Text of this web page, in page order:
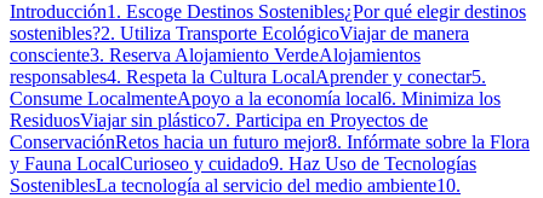
Introducción1. Escoge Destinos Sostenibles¿Por qué elegir destinos
sostenibles?2. Utiliza Transporte EcológicoViajar de manera
consciente3. Reserva Alojamiento VerdeAlojamientos
responsables4. Respeta la Cultura LocalAprender y conectar5.
Consume LocalmenteApoyo a la economía local6. Minimiza los
ResiduosViajar sin plástico7. Participa en Proyectos de
ConservaciónRetos hacia un futuro mejor8. Infórmate sobre la Flora
y Fauna LocalCurioseo y cuidado9. Haz Uso de Tecnologías
SosteniblesLa tecnología al servicio del medio ambiente10.